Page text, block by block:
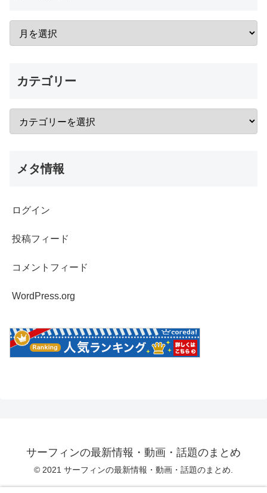
カテゴリー
メタ情報
ログイン
投稿フィード
コメントフィード
WordPress.org
サーフィンの最新情報・動画・話題のまとめ
© 2021 サーフィンの最新情報・動画・話題のまとめ.